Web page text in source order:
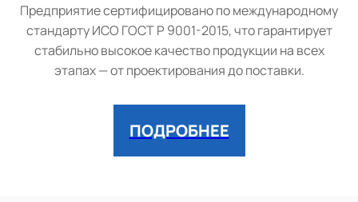
Предприятие сертифицировано по международному
стандарту ИСО ГОСТ Р 9001-2015, что гарантирует
стабильно высокое качество продукции на всех
этапах — от проектирования до поставки.
ПОДРОБНЕЕ